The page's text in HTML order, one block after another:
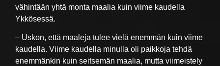
vähintään yhtä monta maalia kuin viime kaudella
Ykkösessä.
– Uskon, että maaleja tulee vielä enemmän kuin viime
kaudella. Viime kaudella minulla oli paikkoja tehdä
enemmänkin kuin seitsemän maalia, mutta viimeistely